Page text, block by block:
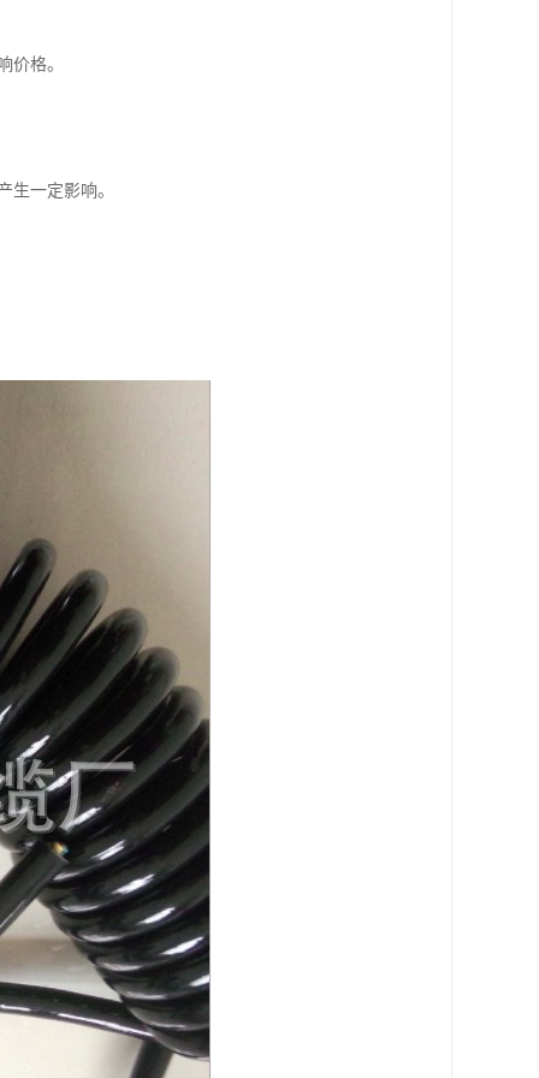
价格。
生一定影响。